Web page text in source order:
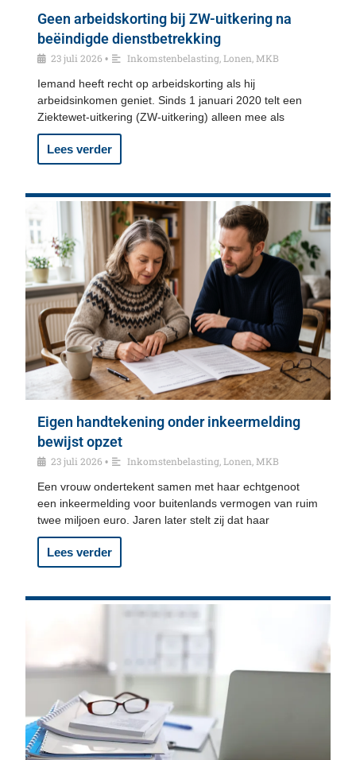
Geen arbeidskorting bij ZW-uitkering na
beëindigde dienstbetrekking
23 juli 2026 • Inkomstenbelasting,Lonen,MKB
Iemand heeft recht op arbeidskorting als hij
arbeidsinkomen geniet. Sinds 1 januari 2020 telt een
Ziektewet-uitkering (ZW-uitkering) alleen mee als
Lees verder
Eigen handtekening onder inkeermelding
bewijst opzet
23 juli 2026 • Inkomstenbelasting,Lonen,MKB
Een vrouw ondertekent samen met haar echtgenoot
een inkeermelding voor buitenlands vermogen van ruim
twee miljoen euro. Jaren later stelt zij dat haar
Lees verder